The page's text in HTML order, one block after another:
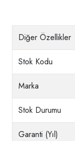
Diğer Özellikler
Stok Kodu
Marka
Stok Durumu
Garanti (Yıl)